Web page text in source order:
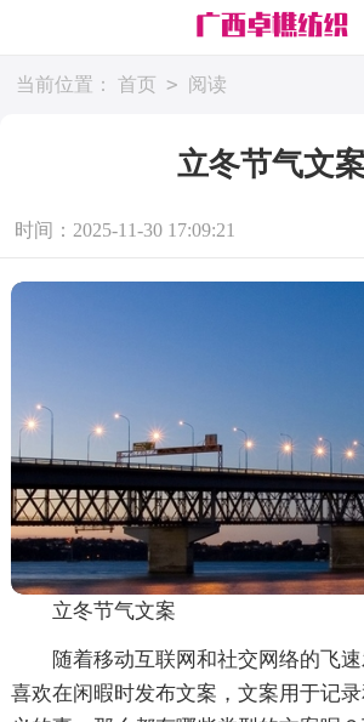
当前位置： 首页 > 阅读
立冬节气文
时间：2025-11-30 17:09:21
立冬节气文案
随着移动互联网和社交网络的飞
喜欢在闲暇时发布文案，文案用于记